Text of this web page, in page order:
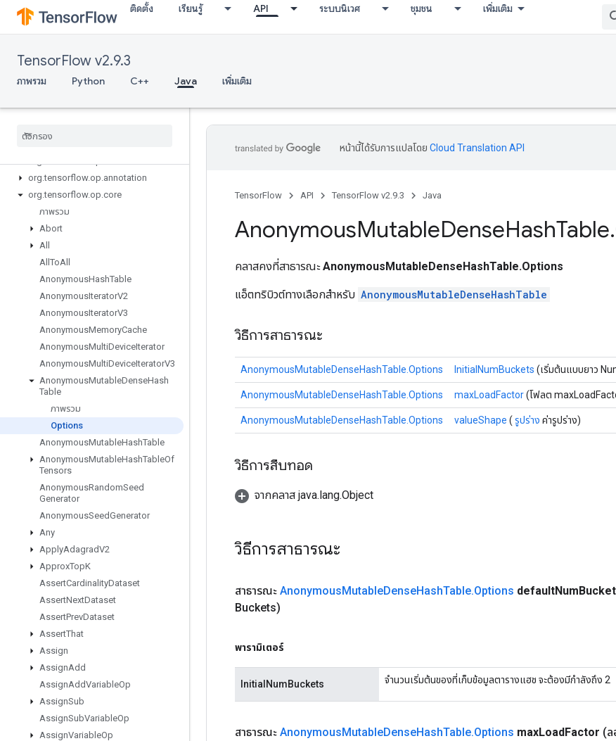
ติดตั้ง เรียนรู้ API ระบบนิเวศ ชุมชน เพิ่มเติม
TensorFlow v2.9.3
ภาพรวม Python C++ Java เพิ่มเติม
TensorFlow for Java
org.tensorflow.op.annotation
org.tensorflow.op.core
ภาพรวม
Abort
All
All ToAll
AnonymousHashTable
AnonymousIteratorV2
AnonymousIteratorV3
AnonymousMemoryCache
AnonymousMultiDeviceIterator
AnonymousMultiDeviceIteratorV3
AnonymousMutableDenseHash
Table
ภาพรวม
Options
AnonymousMutableHashTable
AnonymousMutableHashTableOf
Tensors
AnonymousRandomSeed
Generator
AnonymousSeedGenerator
Any
ApplyAdagradV2
ApproxTopK
AssertCardinalityDataset
AssertNextDataset
AssertPrevDataset
AssertThat
Assign
AssignAdd
AssignAddVariableOp
AssignSub
AssignSubVariableOp
AssignVariableOp
หน้านี้ได้รับการแปลโดย Cloud Translation API
TensorFlow API TensorFlow v2.9.3 Java
AnonymousMutableDenseHashTable.
คลาสคงที่สาธารณะAnonymousMutableDenseHashTable.Options
แอ็ตทริบิวต์ทางเลือกสำหรับ AnonymousMutableDenseHashTable
วิธีการสาธารณะ
AnonymousMutableDenseHashTable.Options InitialNumBuckets (เริ่มต้นแบบยาว
AnonymousMutableDenseHashTable.Options maxLoadFactor(โฟลต
AnonymousMutableDenseHashTable.Options valueShape ( รูปร่าง ค่ารูปร่าง)
วิธีการสืบทอด
จากคลาส java.lang.Object
วิธีการสาธารณะ
สาธารณะ AnonymousMutableDenseHashTable.Options defaultNum
Buckets)
พารามิเตอร์
InitialNumBuckets จำนวนเริ่มต้นของที่เก็บข้อมูลตารางแฮช จะต้องมีกำลังถึง 2
สาธารณะ AnonymousMutableDenseHashTable.Options maxLoadFactor (ล